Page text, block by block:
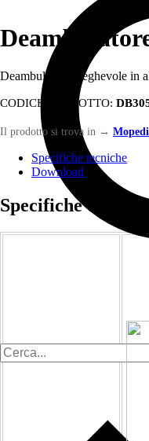
Deambulatore pieghevole in
CODICE PRODOTTO:
Il prodotto si trova in →
Specifiche tecniche
Download
Specifiche